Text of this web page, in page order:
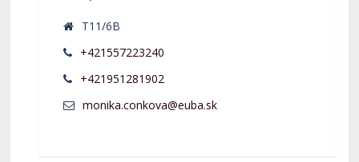
T11/6B
+421557223240
+421951281902